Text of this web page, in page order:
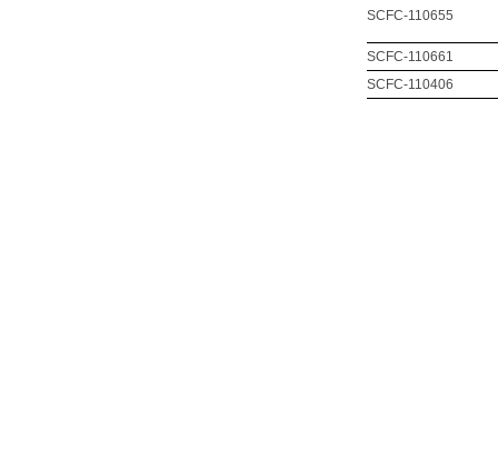
SCFC-110655
SCFC-110661
SCFC-110406